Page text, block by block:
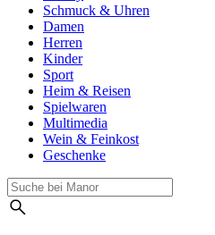
Schmuck & Uhren
Damen
Herren
Kinder
Sport
Heim & Reisen
Spielwaren
Multimedia
Wein & Feinkost
Geschenke